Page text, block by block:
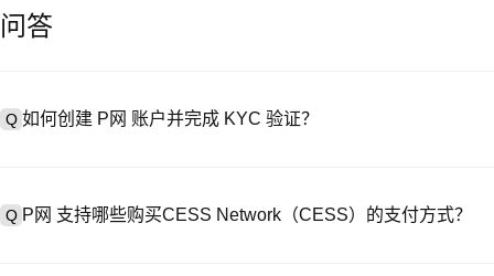
问答
Q 如何创建 P网 账户并完成 KYC 验证？
Q P网 支持哪些购买CESS Network（CESS）的支付方式？